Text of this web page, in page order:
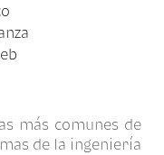
más comunes de
de la ingeniería